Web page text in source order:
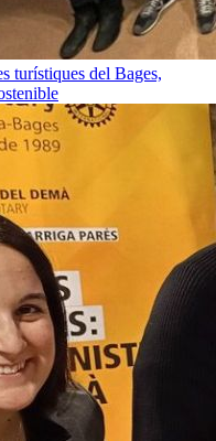
turístiques del Bages,